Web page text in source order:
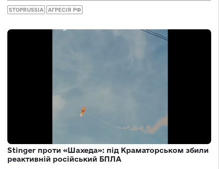
STOPRUSSIA АГРЕСІЯ РФ
Stinger проти «Шахеда»: під Краматорськом збили
реактивній російський БПЛА